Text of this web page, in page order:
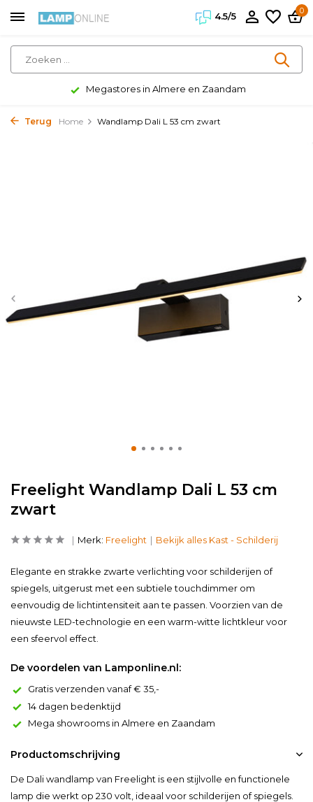
4.5/5
0
Megastores in Almere en Zaandam
Terug Home Wandlamp Dali L 53 cm zwart
Freelight Wandlamp Dali L 53 cm
zwart
Merk: Freelight Bekijk alles Kast - Schilderij
Elegante en strakke zwarte verlichting voor schilderijen of
spiegels, uitgerust met een subtiele touchdimmer om
eenvoudig de lichtintensiteit aan te passen. Voorzien van de
nieuwste LED-technologie en een warm-witte lichtkleur voor
een sfeervol effect.
De voordelen van Lamponline.nl:
Gratis verzenden vanaf € 35,-
14 dagen bedenktijd
Mega showrooms in Almere en Zaandam
Productomschrijving
De Dali wandlamp van Freelight is een stijlvolle en functionele
lamp die werkt op 230 volt, ideaal voor schilderijen of spiegels.